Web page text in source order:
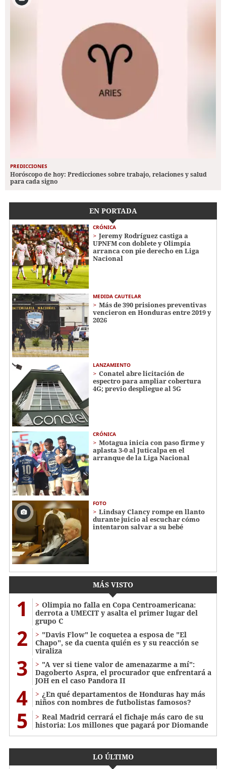
PREDICCIONES
Horóscopo de hoy: Predicciones sobre trabajo, relaciones y salud
para cada signo
EN PORTADA
CRÓNICA
Jeremy Rodríguez castiga a
UPNFM con doblete y Olimpia
arranca con pie derecho en Liga
Nacional
MEDIDA CAUTELAR
Más de 390 prisiones preventivas
vencieron en Honduras entre 2019 y
2026
LANZAMIENTO
Conatel abre licitación de
espectro para ampliar cobertura
4G; previo despliegue al 5G
CRÓNICA
Motagua inicia con paso firme y
aplasta 3-0 al Juticalpa en el
arranque de la Liga Nacional
FOTO
Lindsay Clancy rompe en llanto
durante juicio al escuchar cómo
intentaron salvar a su bebé
MÁS VISTO
1
Olimpia no falla en Copa Centroamericana:
derrota a UMECIT y asalta el primer lugar del
grupo C
2
"Davis Flow" le coquetea a esposa de "El
Chapo", se da cuenta quién es y su reacción se
viraliza
3
"A ver si tiene valor de amenazarme a mí":
Dagoberto Aspra, el procurador que enfrentará a
JOH en el caso Pandora II
4
¿En qué departamentos de Honduras hay más
niños con nombres de futbolistas famosos?
5
Real Madrid cerrará el fichaje más caro de su
historia: Los millones que pagará por Diomande
LO ÚLTIMO